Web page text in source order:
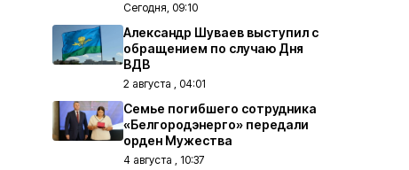
Сегодня, 09:10
Александр Шуваев выступил с
обращением по случаю Дня
ВДВ
2 августа , 04:01
Семье погибшего сотрудника
«Белгородэнерго» передали
орден Мужества
4 августа , 10:37